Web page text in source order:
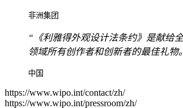
非洲集团
“《利雅得外观设计法条约》是献给
领域所有创作者和创新者的最佳礼物
中国
https://www.wipo.int/contact/zh/
https://www.wipo.int/pressroom/zh/